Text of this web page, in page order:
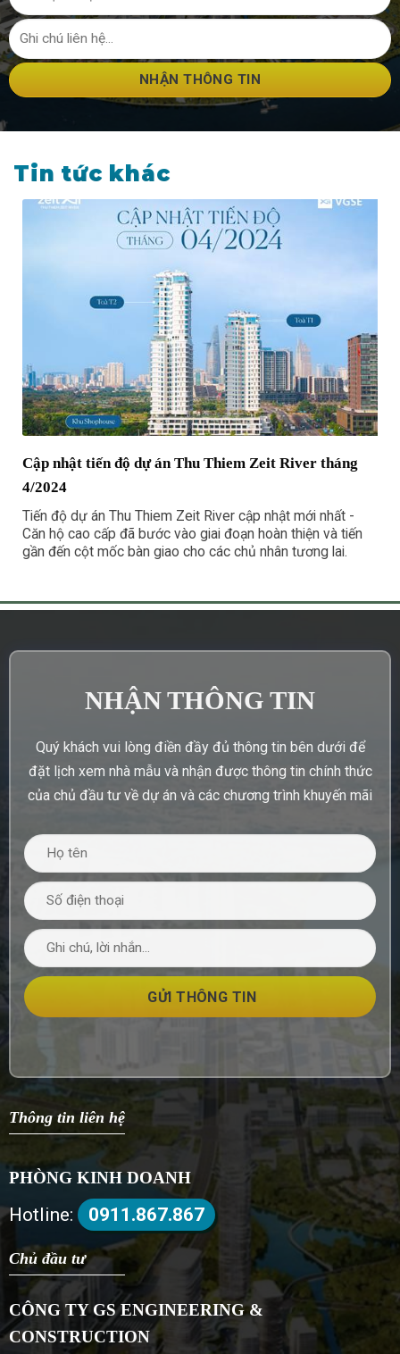
NHẬN THÔNG TIN
Tin tức khác
Cập nhật tiến độ dự án Thu Thiem Zeit River tháng
4/2024
Tiến độ dự án Thu Thiem Zeit River cập nhật mới nhất -
Căn hộ cao cấp đã bước vào giai đoạn hoàn thiện và tiến
gần đến cột mốc bàn giao cho các chủ nhân tương lai.
NHẬN THÔNG TIN
Quý khách vui lòng điền đầy đủ thông tin bên dưới để
đặt lịch xem nhà mẫu và nhận được thông tin chính thức
của chủ đầu tư về dự án và các chương trình khuyến mãi
GỬI THÔNG TIN
Thông tin liên hệ
PHÒNG KINH DOANH
Hotline: 0911.867.867
Chủ đầu tư
CÔNG TY GS ENGINEERING &
CONSTRUCTION